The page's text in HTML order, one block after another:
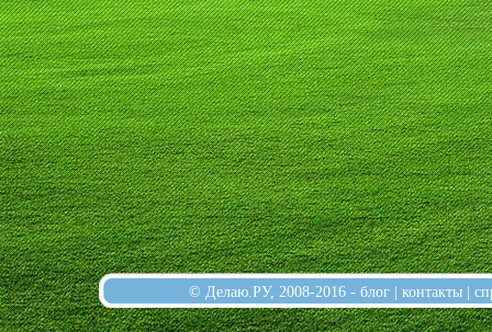
© Делаю.РУ, 2008-2016 - блог | контакты |